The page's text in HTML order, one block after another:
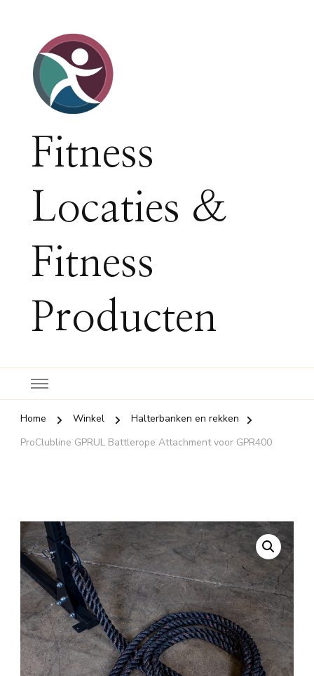
Fitness
Locaties &
Fitness
Producten
Home Winkel
Halterbanken en rekken
ProClubline GPRUL Battlerope Attachment voor GPR400